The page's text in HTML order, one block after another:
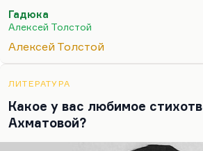
норму среди перверсий
выражал отнюдь. Чувство, что он
клюквы» (как называлась у него
в «Егоре Обозове»)… Понимаете,
зря был влюблен в роковую
Серебряного века,…
Гадюка
Алексей Толстой
Алексей Толстой
ЛИТЕРАТУРА
Какое у вас любимое
Ахматовой?